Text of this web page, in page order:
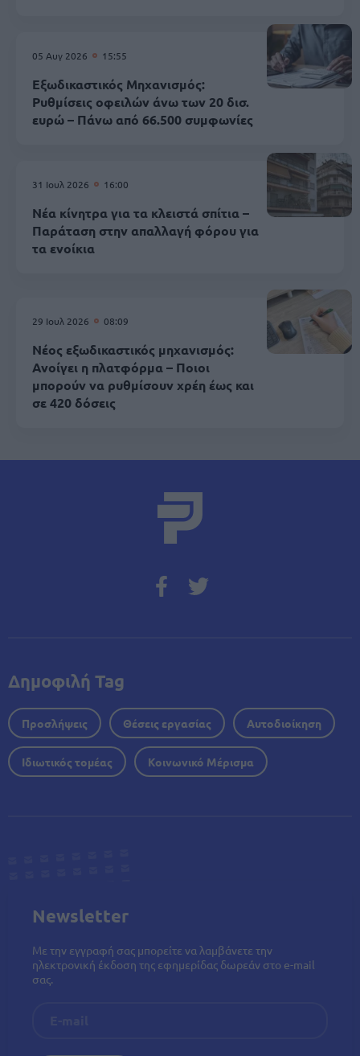
05 Αυγ 2026 15:55
Εξωδικαστικός Μηχανισμός:
Ρυθμίσεις οφειλών άνω των 20 δισ.
ευρώ – Πάνω από 66.500 συμφωνίες
31 Ιουλ 2026 16:00
Νέα κίνητρα για τα κλειστά σπίτια –
Παράταση στην απαλλαγή φόρου για
τα ενοίκια
29 Ιουλ 2026 08:09
Νέος εξωδικαστικός μηχανισμός:
Ανοίγει η πλατφόρμα – Ποιοι
μπορούν να ρυθμίσουν χρέη έως και
σε 420 δόσεις
Δημοφιλή Tag
Προσλήψεις Θέσεις εργασίας Αυτοδιοίκηση
Ιδιωτικός τομέας Κοινωνικό Μέρισμα
Newsletter
Με την εγγραφή σας μπορείτε να λαμβάνετε την
ηλεκτρονική έκδοση της εφημερίδας δωρεάν στο e-mail
σας.